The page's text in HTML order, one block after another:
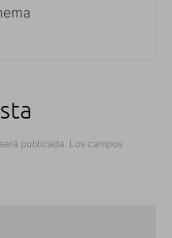
publicada. Los campos